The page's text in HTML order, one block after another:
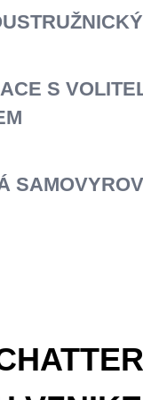
čímž se
dispozici odolné
sklonu
S